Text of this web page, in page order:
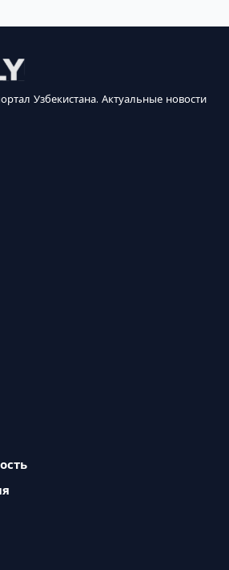
Узбекистана. Актуальные новости